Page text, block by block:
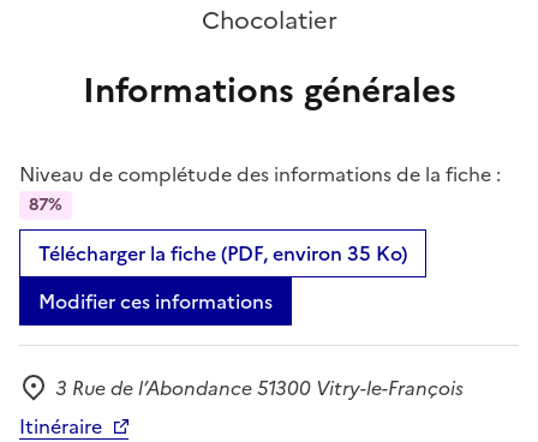
Chocolatier
Informations générales
Niveau de complétude des informations de la fiche :
87%
Télécharger la fiche (PDF, environ 35 Ko)
Modifier ces informations
Adresse
3 Rue de l’Abondance 51300 Vitry-le-François
Itinéraire